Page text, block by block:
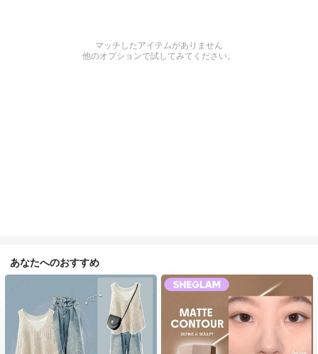
マッチしたアイテムがありません
他のオプションで試してみてください。
あなたへのおすすめ